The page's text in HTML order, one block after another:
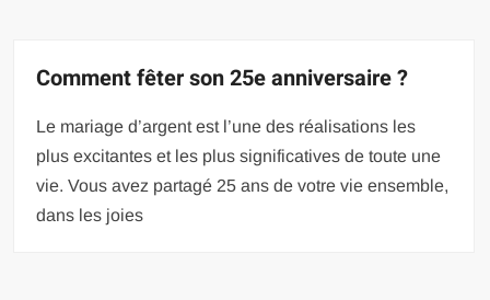
Comment fêter son 25e anniversaire ?
Le mariage d’argent est l’une des réalisations les
plus excitantes et les plus significatives de toute une
vie. Vous avez partagé 25 ans de votre vie ensemble,
dans les joies